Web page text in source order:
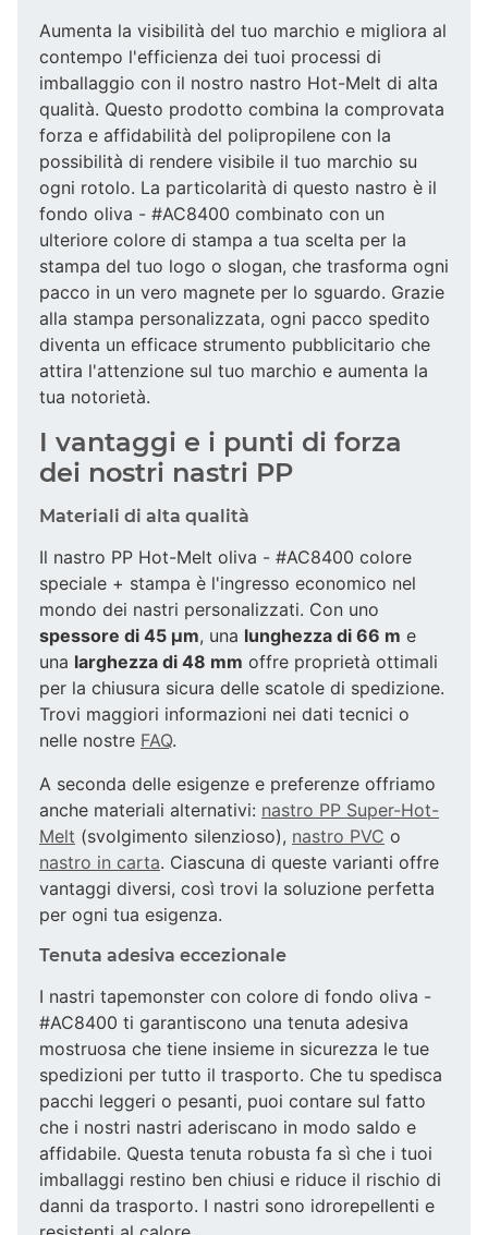
Aumenta la visibilità del tuo marchio e migliora al
contempo l'efficienza dei tuoi processi di
imballaggio con il nostro nastro Hot-Melt di alta
qualità. Questo prodotto combina la comprovata
forza e affidabilità del polipropilene con la
possibilità di rendere visibile il tuo marchio su
ogni rotolo. La particolarità di questo nastro è il
fondo oliva - #AC8400 combinato con un
ulteriore colore di stampa a tua scelta per la
stampa del tuo logo o slogan, che trasforma ogni
pacco in un vero magnete per lo sguardo. Grazie
alla stampa personalizzata, ogni pacco spedito
diventa un efficace strumento pubblicitario che
attira l'attenzione sul tuo marchio e aumenta la
tua notorietà.
I vantaggi e i punti di forza
dei nostri nastri PP
Materiali di alta qualità
Il nastro PP Hot-Melt oliva - #AC8400 colore
speciale + stampa è l'ingresso economico nel
mondo dei nastri personalizzati. Con uno
spessore di 45 µm, una lunghezza di 66 m e
una larghezza di 48 mm offre proprietà ottimali
per la chiusura sicura delle scatole di spedizione.
Trovi maggiori informazioni nei dati tecnici o
nelle nostre FAQ.
A seconda delle esigenze e preferenze offriamo
anche materiali alternativi: nastro PP Super-Hot-
Melt (svolgimento silenzioso), nastro PVC o
nastro in carta. Ciascuna di queste varianti offre
vantaggi diversi, così trovi la soluzione perfetta
per ogni tua esigenza.
Tenuta adesiva eccezionale
I nastri tapemonster con colore di fondo oliva -
#AC8400 ti garantiscono una tenuta adesiva
mostruosa che tiene insieme in sicurezza le tue
spedizioni per tutto il trasporto. Che tu spedisca
pacchi leggeri o pesanti, puoi contare sul fatto
che i nostri nastri aderiscano in modo saldo e
affidabile. Questa tenuta robusta fa sì che i tuoi
imballaggi restino ben chiusi e riduce il rischio di
danni da trasporto. I nastri sono idrorepellenti e